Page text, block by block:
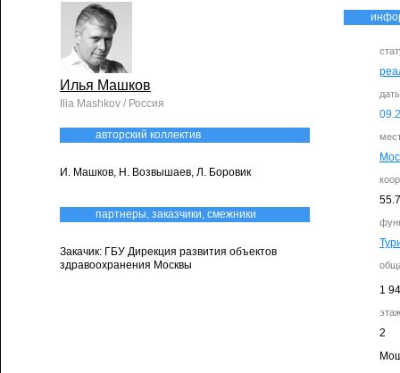
09.
1
2
Илья Машков
Ilia Mashkov / Россия
авторский коллектив
И. Машков, Н. Возвышаев, Л. Боровик
партнеры, заказчики, смежники
Закачик: ГБУ Дирекция развития объектов
здравоохранения Москвы